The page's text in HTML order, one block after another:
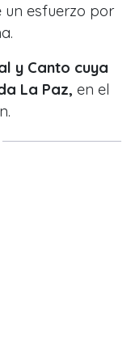
un esfuerzo por
y Canto cuya
La Paz, en el